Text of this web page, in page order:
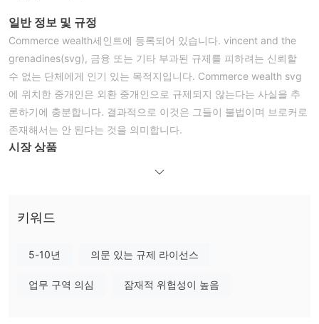
일반 정보 및 규정
Commerce wealth세인트에 등록되어 있습니다. vincent and the
grenadines(svg), 금융 또는 기타 부과된 규제를 피하려는 신뢰할
수 없는 단체에게 인기 있는 목적지입니다. Commerce wealth svg
에 위치한 중개인은 외환 중개인으로 규제되지 않는다는 사실을 추
론하기에 충분합니다. 결과적으로 이것은 그들이 불법이며 브로커로
존재해서는 안 된다는 것을 의미합니다.
시장 상품
필요한 최소 입금액은 스타터 계정의 경우 미화 5000달러입니다.
가진 중개인이 너무 적습니다. 사용 가능한 데모 거래가 없고 브로커
하는 것은 재정적 자살입니다.
키워드
5-10년 의문 있는 규제 라이선스
업무 구역 의심 잠재적 위험성이 높음